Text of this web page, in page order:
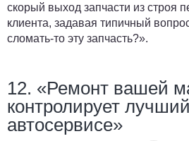
скорый выход запчасти из строя
клиента, задавая типичный
сломать-то эту запчасть?».
12. «Ремонт вашей
контролирует
автосервисе»